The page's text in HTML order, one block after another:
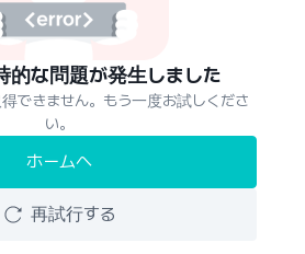
的な問題が発生しました
できません。もう一度お試しくださ
い。
ホームへ
再試行する